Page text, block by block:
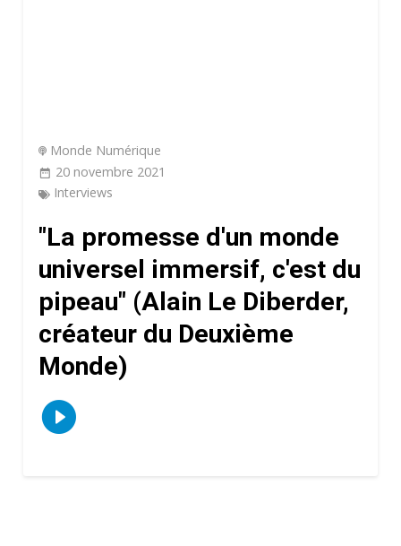
Monde Numérique
20 novembre 2021
Interviews
"La promesse d'un monde
universel immersif, c'est du
pipeau" (Alain Le Diberder,
créateur du Deuxième
Monde)